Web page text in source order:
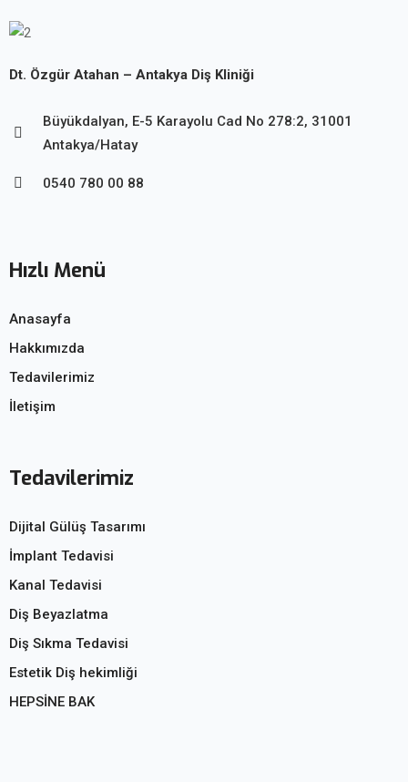
Dt. Özgür Atahan – Antakya Diş Kliniği
Büyükdalyan, E-5 Karayolu Cad No 278:2, 31001
Antakya/Hatay
0540 780 00 88
Hızlı Menü
Anasayfa
Hakkımızda
Tedavilerimiz
İletişim
Tedavilerimiz
Dijital Gülüş Tasarımı
İmplant Tedavisi
Kanal Tedavisi
Diş Beyazlatma
Diş Sıkma Tedavisi
Estetik Diş hekimliği
HEPSİNE BAK